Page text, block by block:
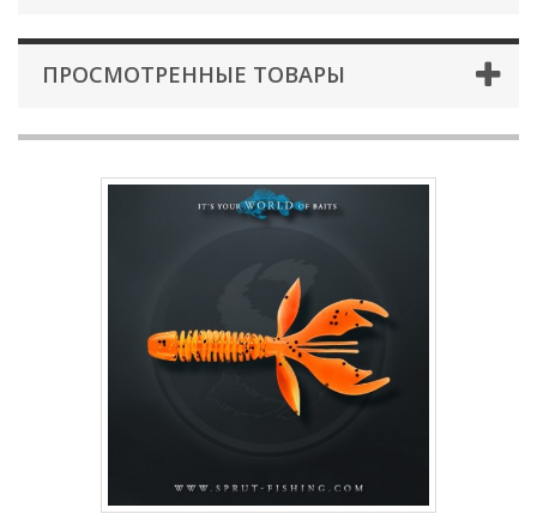
ПРОСМОТРЕННЫЕ ТОВАРЫ